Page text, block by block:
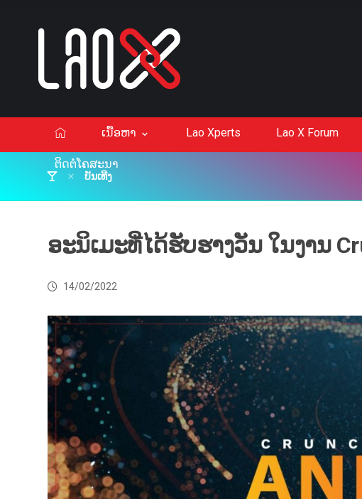
ເນື້ອຫາ Lao Xperts Lao X Forum
ຕິດຕໍ່ໂຄສະນາ
ບັນເທີງ
ອະນິເມະທີ່ໄດ້ຮັບຮາງວັນ ໃນງານ
14/02/2022